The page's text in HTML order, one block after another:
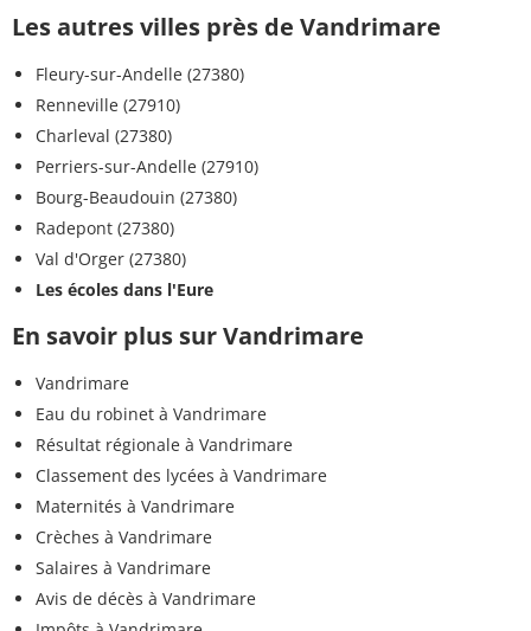
Les autres villes près de Vandrimare
Fleury-sur-Andelle (27380)
Renneville (27910)
Charleval (27380)
Perriers-sur-Andelle (27910)
Bourg-Beaudouin (27380)
Radepont (27380)
Val d'Orger (27380)
Les écoles dans l'Eure
En savoir plus sur Vandrimare
Vandrimare
Eau du robinet à Vandrimare
Résultat régionale à Vandrimare
Classement des lycées à Vandrimare
Maternités à Vandrimare
Crèches à Vandrimare
Salaires à Vandrimare
Avis de décès à Vandrimare